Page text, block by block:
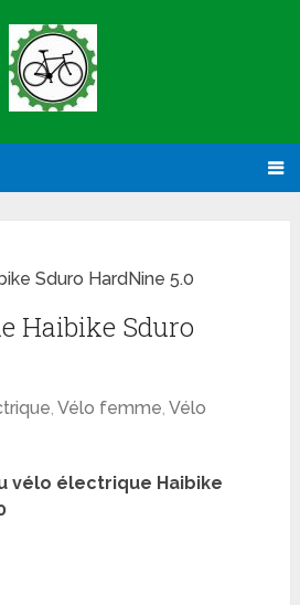
Sduro HardNine 5.0
Haibike Sduro
,Vélo femme,Vélo
vélo électrique Haibike